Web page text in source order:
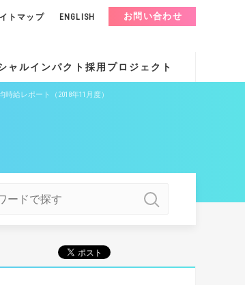
ャルインパクト採用プロジェクト
トマップ ENGLISH お問い合わせ
給レポート（2018年11月度）